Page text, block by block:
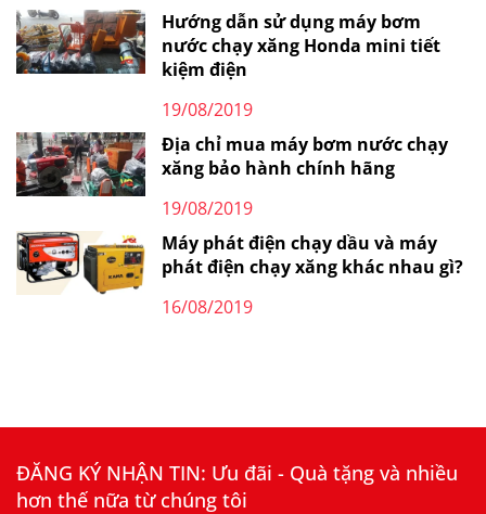
Hướng dẫn sử dụng máy bơm
nước chạy xăng Honda mini tiết
kiệm điện
19/08/2019
Địa chỉ mua máy bơm nước chạy
xăng bảo hành chính hãng
19/08/2019
Máy phát điện chạy dầu và máy
phát điện chạy xăng khác nhau gì?
16/08/2019
ĐĂNG KÝ NHẬN TIN: Ưu đãi - Quà tặng và nhiều
hơn thế nữa từ chúng tôi